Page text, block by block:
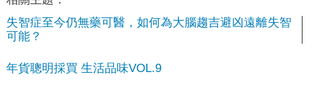
失智症至今仍無藥可醫，如何為大腦趨吉避凶遠離失智
可能？
年貨聰明採買 生活品味VOL.9